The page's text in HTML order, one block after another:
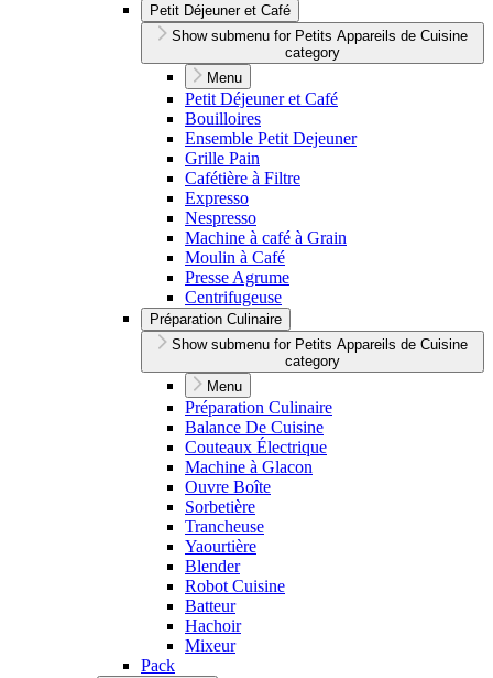
Petit Déjeuner et Café
Show submenu for Petits Appareils de Cuisine
category
Menu
Petit Déjeuner et Café
Bouilloires
Ensemble Petit Dejeuner
Grille Pain
Cafétière à Filtre
Expresso
Nespresso
Machine à café à Grain
Moulin à Café
Presse Agrume
Centrifugeuse
Préparation Culinaire
Show submenu for Petits Appareils de Cuisine
category
Menu
Préparation Culinaire
Balance De Cuisine
Couteaux Électrique
Machine à Glacon
Ouvre Boîte
Sorbetière
Trancheuse
Yaourtière
Blender
Robot Cuisine
Batteur
Hachoir
Mixeur
Pack